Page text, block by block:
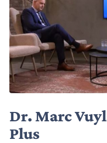
Dr. Marc
Plus